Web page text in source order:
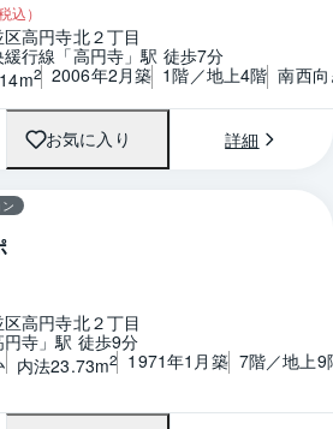
込）
高円寺北２丁目
行線「高円寺」駅 徒歩7分
2 2006年2月築 1階／地上4階 南西
お気に入り 詳細
1 / 0 間取り
高円寺北２丁目
寺」駅 徒歩9分
内法23.73m2 1971年1月築 7階／地上9